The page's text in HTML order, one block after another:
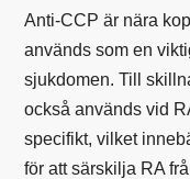
Anti-CCP är nära
används som en
sjukdomen. Till
också används vid
specifikt, vilket
för att särskilja RA